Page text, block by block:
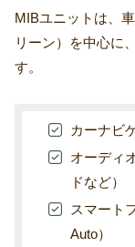
MIBユニットは、
リーン）を中心に
す。
カーナビ
オーディ
ドなど）
スマート
Auto）